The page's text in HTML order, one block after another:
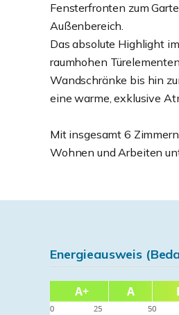
Fensterfronten zum
Außenbereich.
Das absolute Highlight
raumhohen
Wandschränke bis hin
eine warme, exklusive
Mit insgesamt 6
Wohnen und Arbeiten
Energieausweis